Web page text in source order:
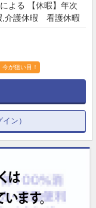
よる 【休暇】年次
,介護休暇 看護休暇
今が狙い目！
ン）